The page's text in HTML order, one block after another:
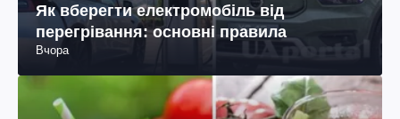
Як вберегти електромобіль від
перегрівання: основні правила
Вчора